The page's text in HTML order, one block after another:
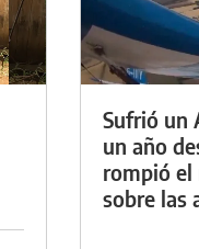
Sufrió un
un año
rompió el
sobre las